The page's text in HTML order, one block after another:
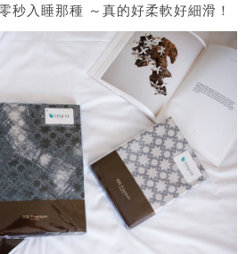
秒入睡那種 ～真的好柔軟好細滑！